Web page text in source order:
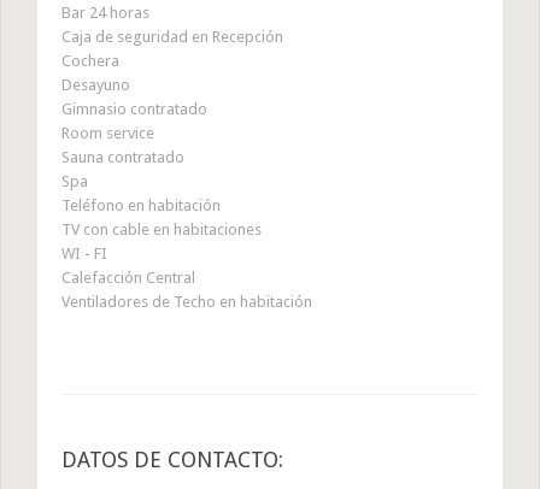
Bar 24 horas
Caja de seguridad en Recepción
Cochera
Desayuno
Gimnasio contratado
Room service
Sauna contratado
Spa
Teléfono en habitación
TV con cable en habitaciones
WI - FI
Calefacción Central
Ventiladores de Techo en habitación
DATOS DE CONTACTO: